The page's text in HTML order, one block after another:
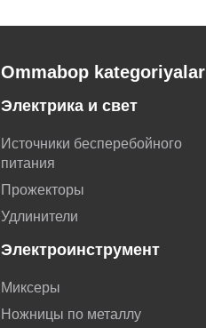
Ommabop kategoriyalar
Электрика и свет
Источники бесперебойного
питания
Прожекторы
Удлинители
Электроинструмент
Миксеры
Ножницы по металлу